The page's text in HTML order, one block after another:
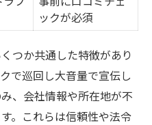
ックが必須
つか共通した特徴があり
で巡回し大音量で宣伝し
、会社情報や所在地が不
。これらは信頼性や法令